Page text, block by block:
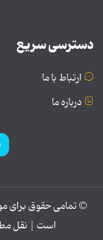
دسترسی سریع
ارتباط با ما
درباره ما
© تمامی حقوق برای
است | نقل